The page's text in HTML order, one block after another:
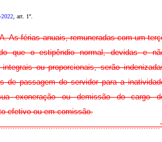
2022, art. 1º.
As férias anuais, remuneradas com um
que o estipêndio normal, devidas e
integrais ou proporcionais, serão
de passagem do servidor para a
exoneração ou demissão do cargo
efetivo ou em comissão.